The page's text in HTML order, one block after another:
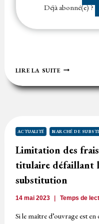
marché de…...Déjà abonné(e) ?
LIRE LA SUITEMARCHÉ
SANS
À
D’ÉMETTRE
FRAIS
ET
RISQUES
LA
ACTUALITÉ MARCHÉ DE
Limitation des
titulaire défaillant
substitution
14 mai 2023 Temps de
Si le maître d’ouvrage est